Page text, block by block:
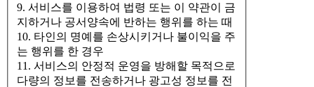
9. 서비스를 이용하여 법령 또는 이 약관이 금
지하거나 공서양속에 반하는 행위를 하는 때
10. 타인의 명예를 손상시키거나 불이익을 주
는 행위를 한 경우
11. 서비스의 안정적 운영을 방해할 목적으로
다량의 정보를 전송하거나 광고성 정보를 전